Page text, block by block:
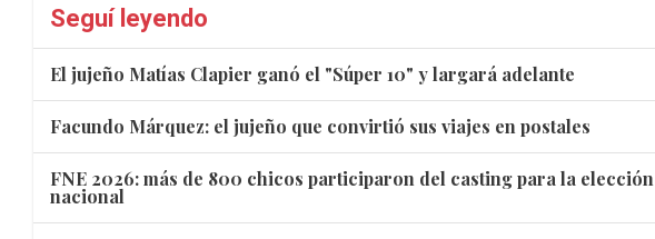
Seguí leyendo
El jujeño Matías Clapier ganó el "Súper 10" y largará adelante
Facundo Márquez: el jujeño que convirtió sus viajes en postales
FNE 2026: más de 800 chicos participaron del casting para la elección
nacional